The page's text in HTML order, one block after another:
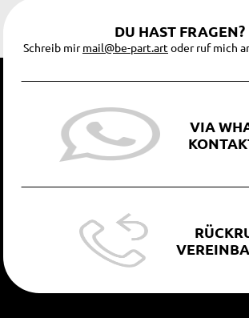
DU HAST FRAGEN?
Schreib mirmail@be-part.artoder ruf mich
VIA